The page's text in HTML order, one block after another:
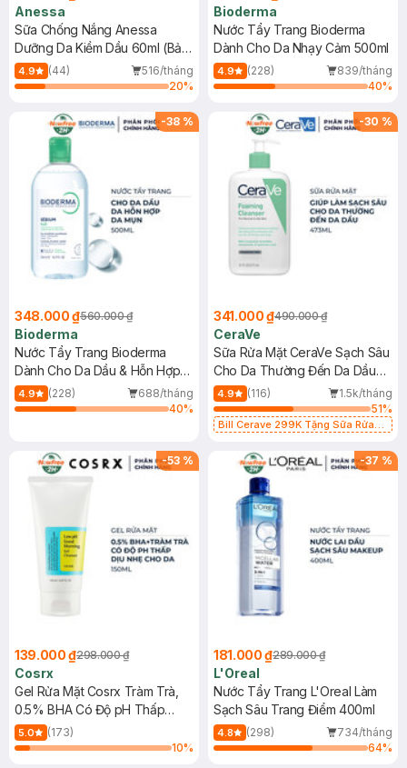
Anessa
Sữa Chống Nắng Anessa
Dưỡng Da Kiềm Dầu 60ml (Bản
Mới)
4.9 (44)
516/tháng
20%
Bioderma
Nước Tẩy Trang Bioderma
Dành Cho Da Nhạy Cảm 500ml
4.9 (228)
839/tháng
40%
-38 %
348.000 ₫560.000 ₫
Bioderma
Nước Tẩy Trang Bioderma
Dành Cho Da Dầu & Hỗn Hợp
500ml
4.9 (228)
688/tháng
40%
-30 %
341.000 ₫490.000 ₫
CeraVe
Sữa Rửa Mặt CeraVe Sạch Sâu
Cho Da Thường Đến Da Dầu
473ml
4.9 (116)
1.5k/tháng
51%
Bill Cerave 299K Tặng Sữa Rửa
-53 %
139.000 ₫298.000 ₫
Cosrx
Gel Rửa Mặt Cosrx Tràm Trà,
0.5% BHA Có Độ pH Thấp
150ml
5.0
(173)
10%
-37 %
181.000 ₫289.000 ₫
L'Oreal
Nước Tẩy Trang L'Oreal Làm
Sạch Sâu Trang Điểm 400ml
4.8 (298)
734/tháng
64%